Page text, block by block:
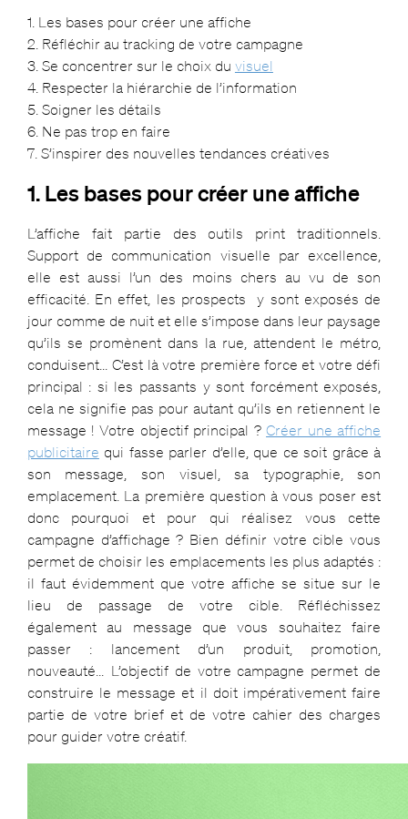
1. Les bases pour créer une affiche
2. Réfléchir au tracking de votre campagne
3. Se concentrer sur le choix du visuel
4. Respecter la hiérarchie de l’information
5. Soigner les détails
6. Ne pas trop en faire
7. S’inspirer des nouvelles tendances créatives
1. Les bases pour créer une affiche
L’affiche fait partie des outils print traditionnels.
Support de communication visuelle par excellence,
elle est aussi l’un des moins chers au vu de son
efficacité. En effet, les prospects y sont exposés de
jour comme de nuit et elle s’impose dans leur paysage
qu’ils se promènent dans la rue, attendent le métro,
conduisent… C’est là votre première force et votre défi
principal : si les passants y sont forcément exposés,
cela ne signifie pas pour autant qu’ils en retiennent le
message ! Votre objectif principal ?Créer une affiche
publicitaire qui fasse parler d’elle , que ce soit grâce à
son message, son visuel, sa typographie, son
emplacement. La première question à vous poser est
donc pourquoi et pour qui réalisez vous cette
campagne d’affichage ? Bien définir votre cible vous
permet de choisir les emplacements les plus adaptés :
il faut évidemment que votre affiche se situe sur le
lieu de passage de votre cible. Réfléchissez
également au message que vous souhaitez faire
passer : lancement d’un produit, promotion,
nouveauté… L’objectif de votre campagne permet de
construire le message et il doit impérativement faire
partie de votre brief et de votre cahier des charges
pour guider votre créatif.